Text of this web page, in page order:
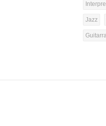
Jazz